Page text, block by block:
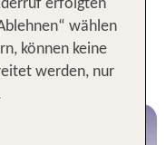
- Unser
erfolgten
wählen
können keine
werden, nur